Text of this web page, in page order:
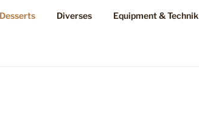
Desserts Diverses Equipment & Technik